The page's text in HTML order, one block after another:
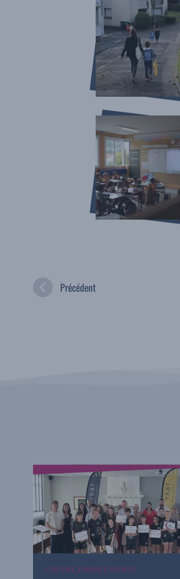
Précédent
CULTURE, LOISIRS & SPORTS